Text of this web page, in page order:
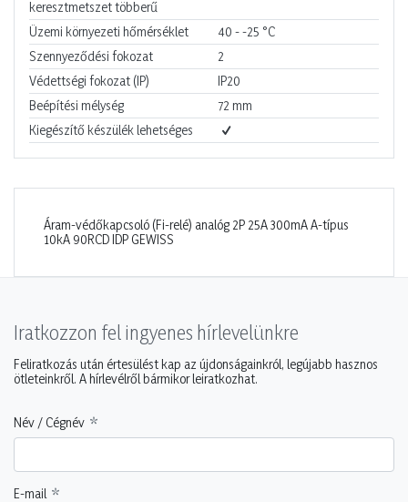
keresztmetszet többerű
Üzemi környezeti hőmérséklet 40 - -25 °C
Szennyeződési fokozat
2
Védettségi fokozat (IP)
IP20
Beépítési mélység
72 mm
Kiegészítő készülék lehetséges
Áram-védőkapcsoló (Fi-relé) analóg 2P 25A 300mA A-típus
10kA 90RCD IDP GEWISS
Iratkozzon fel ingyenes hírlevelünkre
Feliratkozás után értesülést kap az újdonságainkról, legújabb hasznos
ötleteinkről. A hírlevélről bármikor leiratkozhat.
Név / Cégnév
E-mail